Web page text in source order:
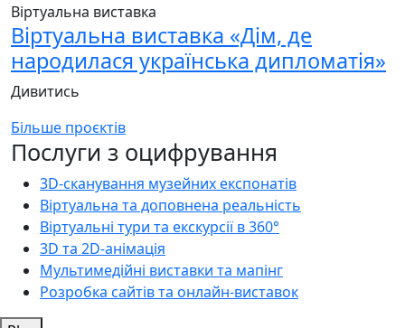
Віртуальна виставка
Віртуальна виставка «Дім, де
народилася українська дипломатія»
Дивитись
Більше проєктів
Послуги з оцифрування
3D-cканування музейних експонатів
Віртуальна та доповнена реальність
Віртуальні тури та екскурсії в 360°
3D та 2D-анімація
Мультимедійні виставки та мапінг
Розробка сайтів та онлайн-виставок